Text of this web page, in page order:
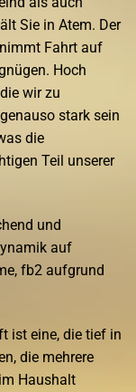
Sie in Atem. Der
Fahrt auf
Hoch
wir zu
stark sein
die
Teil unserer
und
auf
fb2 aufgrund
ist eine, die tief in
die mehrere
Haushalt